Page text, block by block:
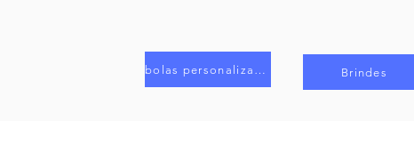
bolas personalizadas Brindes